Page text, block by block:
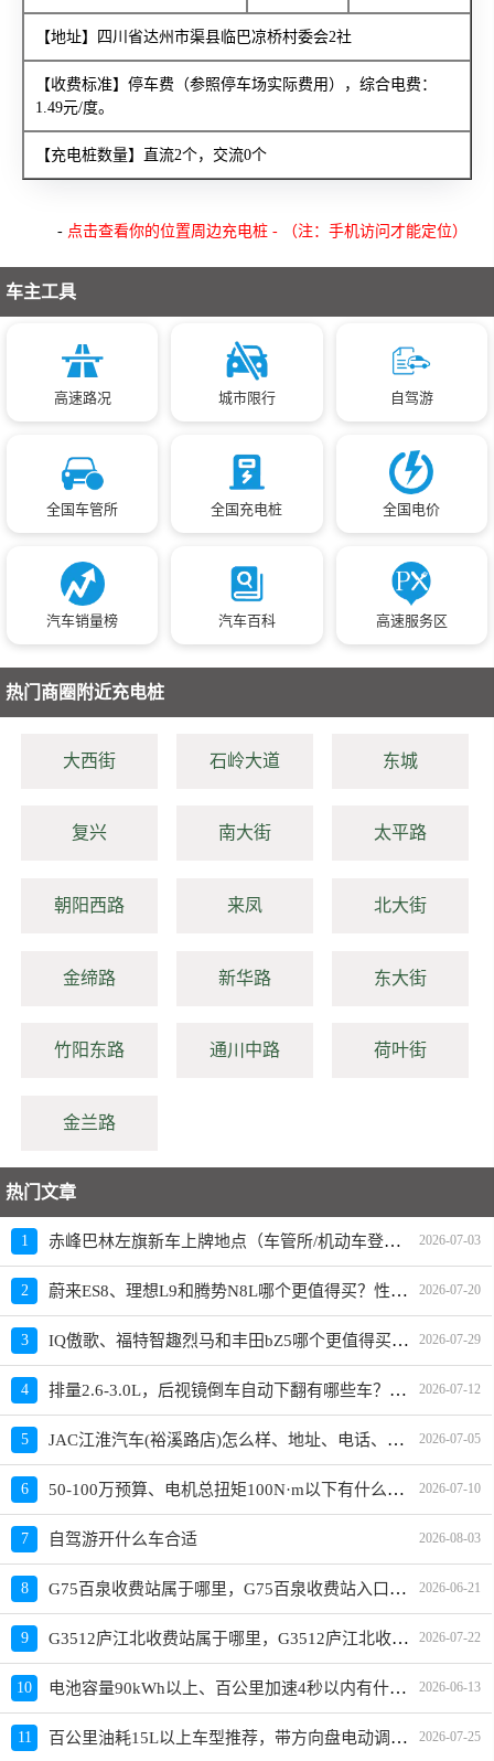
【地址】四川省达州市渠县临巴凉桥村委会2社
【收费标准】停车费（参照停车场实际费用），综合电费：
1.49元/度。
【充电桩数量】直流2个，交流0个
- 点击查看你的位置周边充电桩 - （注：手机访问才能定位）
车主工具
高速路况 城市限行 自驾游
全国车管所 全国充电桩 全国电价
汽车销量榜 汽车百科 高速服务区
热门商圈附近充电桩
大西街 石岭大道 东城
复兴 南大街 太平路
朝阳西路 来凤 北大街
金缔路 新华路 东大街
竹阳东路 通川中路 荷叶街
金兰路
热门文章
1 赤峰巴林左旗新车上牌地点（车管所/机动车登记服务站）、上班时间、电话 2026-07-03
2 蔚来ES8、理想L9和腾势N8L哪个更值得买？性价比、配置对比 2026-07-20
3 IQ傲歌、福特智趣烈马和丰田bZ5哪个更值得买？性价比、配置对比 2026-07-29
4 排量2.6-3.0L，后视镜倒车自动下翻有哪些车？哪款值得买？价格多少 2026-07-12
5 JAC江淮汽车(裕溪路店)怎么样、地址、电话、上班时间查询 2026-07-05
6 50-100万预算、电机总扭矩100N·m以下有什么车推荐？ 2026-07-10
7 自驾游开什么车合适 2026-08-03
8 G75百泉收费站属于哪里，G75百泉收费站入口的详细地址 2026-06-21
9 G3512庐江北收费站属于哪里，G3512庐江北收费站入口的详细地址 2026-07-22
10 电池容量90kWh以上、百公里加速4秒以内有什么车推荐？价格多少 2026-06-13
11 百公里油耗15L以上车型推荐，带方向盘电动调节的车有哪些？买哪款好？价格多少 2026-07-25